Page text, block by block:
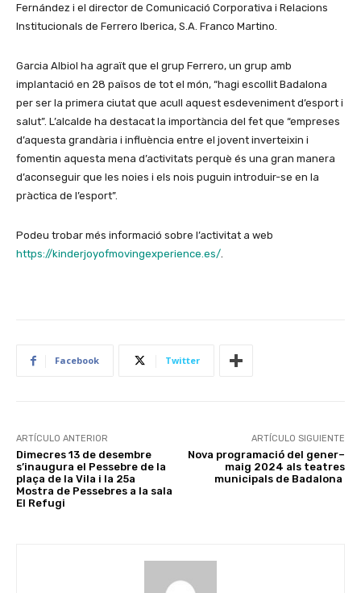
Fernández i el director de Comunicació Corporativa i Relacions
Institucionals de Ferrero Iberica, S.A. Franco Martino.
Garcia Albiol ha agraït que el grup Ferrero, un grup amb
implantació en 28 països de tot el món, “hagi escollit Badalona
per ser la primera ciutat que acull aquest esdeveniment d’esport i
salut”. L’alcalde ha destacat la importància del fet que “empreses
d’aquesta grandària i influència entre el jovent inverteixin i
fomentin aquesta mena d’activitats perquè és una gran manera
d’aconseguir que les noies i els nois puguin introduir-se en la
pràctica de l’esport”.
Podeu trobar més informació sobre l’activitat a web
https://kinderjoyofmovingexperience.es/
Facebook Twitter
ARTÍCULO ANTERIOR
Dimecres 13 de desembre
s’inaugura el Pessebre de la
plaça de la Vila i la 25a
Mostra de Pessebres a la sala
El Refugi
ARTÍCULO SIGUIENTE
Nova programació del gener–
maig 2024 als teatres
municipals de Badalona